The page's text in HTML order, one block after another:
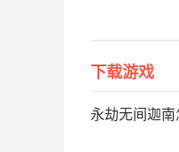
下载游戏
永劫无间迦南